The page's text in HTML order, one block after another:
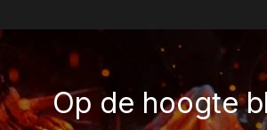
Op de hoogte